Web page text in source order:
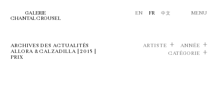
GALERIE
CHANTAL CROUSEL
EN FR 中文 MENU
ARCHIVES DES ACTUALITÉS
ALLORA & CALZADILLA | 2015 |
PRIX
ARTISTE
ANNÉE
CATÉGORIE